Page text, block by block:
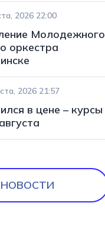
2026 22:00
Молодежного
оркестра
2026 21:57
в цене – курсы